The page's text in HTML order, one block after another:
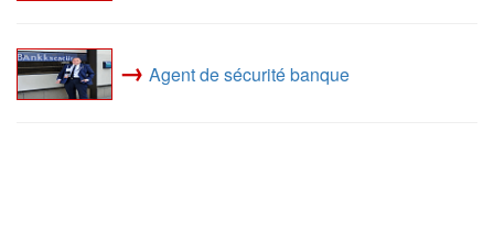
→ Agent de sécurité banque